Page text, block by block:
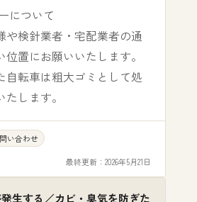
について
や検針業者・宅配業者の通
置にお願いいたします。
自転車は粗大ゴミとして処
します。
い合わせ
最終更新： 2026年5月21日
生する／カビ・臭気を防ぎた